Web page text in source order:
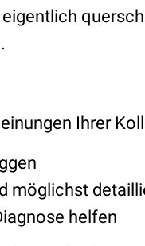
Ihrer
möglichst
helfen